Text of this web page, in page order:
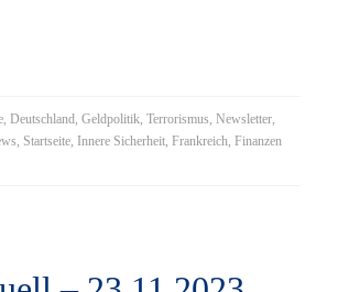
, Deutschland, Geldpolitik, Terrorismus, Newsletter,
, Startseite, Innere Sicherheit, Frankreich, Finanzen